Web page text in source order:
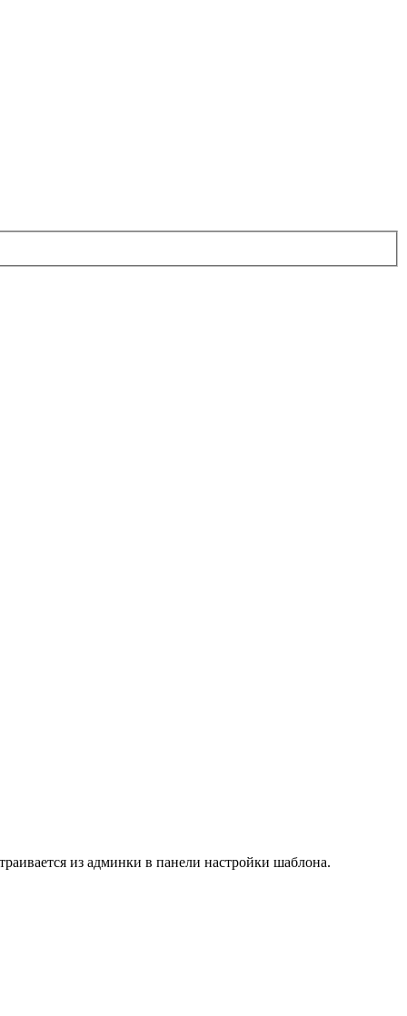
из админки в панели настройки шаблона.